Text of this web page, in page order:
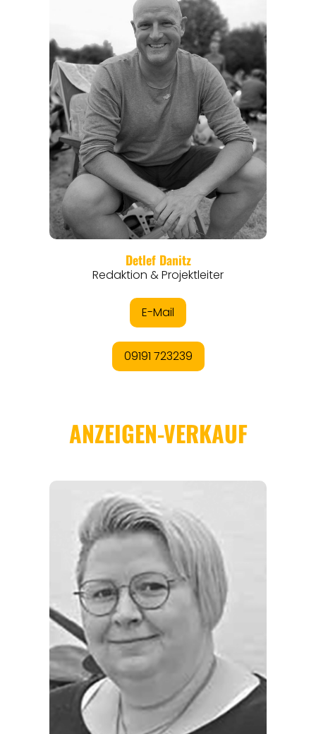
REGIONEN
ORTE
EVENTS
REISEFÜHRER
REISEMAGAZINE
THEMEN
ANGEBOTE